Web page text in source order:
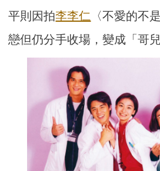
平則因拍李李仁 〈不愛的不
戀但仍分手收場，變成「哥兒